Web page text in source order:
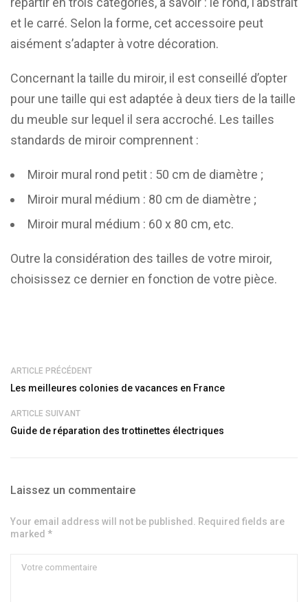
et le carré. Selon la forme, cet accessoire peut
aisément s’adapter à votre décoration.
Concernant la taille du miroir, il est conseillé d’opter
pour une taille qui est adaptée à deux tiers de la taille
du meuble sur lequel il sera accroché. Les tailles
standards de miroir comprennent :
Miroir mural rond petit : 50 cm de diamètre ;
Miroir mural médium : 80 cm de diamètre ;
Miroir mural médium : 60 x 80 cm, etc.
Outre la considération des tailles de votre miroir,
choisissez ce dernier en fonction de votre pièce.
ARTICLE PRÉCÉDENT
Les meilleures colonies de vacances en France
ARTICLE SUIVANT
Guide de réparation des trottinettes électriques
Laissez un commentaire
Your email address will not be published. Required fields are
marked *